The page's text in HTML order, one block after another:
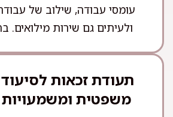
עומסי עבודה, שילוב של
ולעיתים גם שירות מילואים.
תעודת זכאות
משפטית